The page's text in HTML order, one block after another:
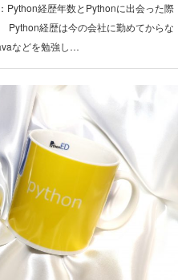
Python経歴年数とPythonに出会った際
Python経歴は今の会社に勤めてからな
などを勉強し…